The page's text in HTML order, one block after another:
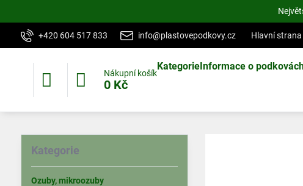
+420 604 517 833 info@plastovepodkovy.cz Hlavní strana
Nákupní košík
0 Kč
KategorieInformace o
Kategorie
Ozuby, mikroozuby